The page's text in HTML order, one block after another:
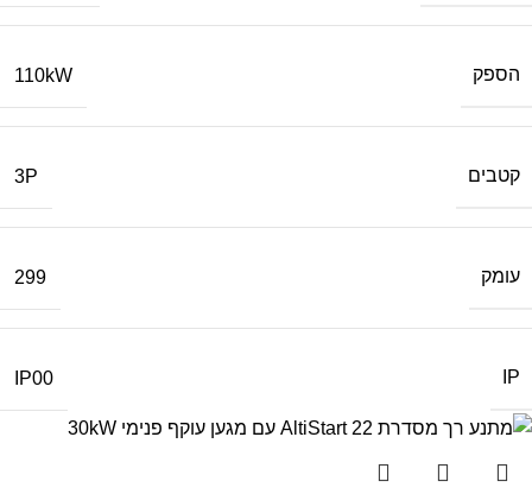
הספק 110kW
קטבים 3P
עומק 299
IP
IP00